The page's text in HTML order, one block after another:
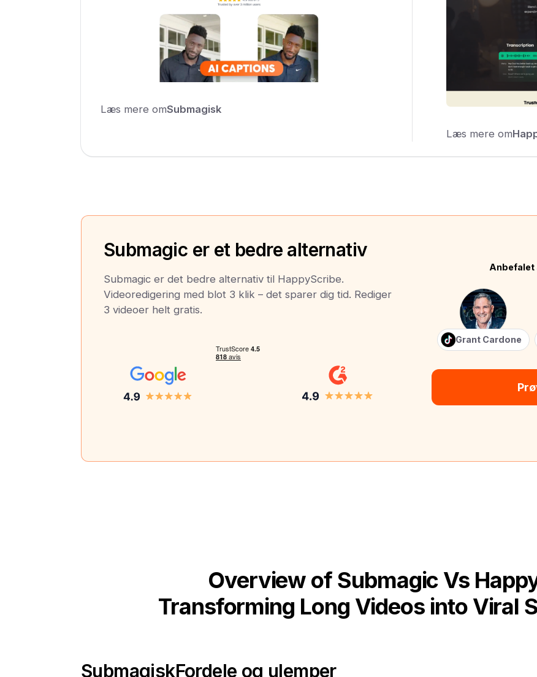
Læs mere omSubmagisk
Læs mere om
Submagic er et bedre alternativ
Submagic er det bedre alternativ til HappyScribe.
Videoredigering med blot 3 klik – det sparer dig tid. Rediger
3 videoer helt gratis.
Anbefalet
Grant Cardone
Overview of Submagic Vs
Transforming Long Videos into Viral
SubmagiskFordele og ulemper